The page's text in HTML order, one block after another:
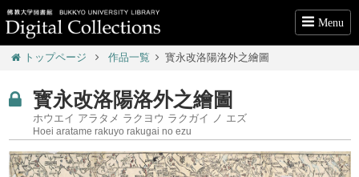
Menu
トップページ 作品一覧 寳永改洛陽洛外之繪圖
寳永改洛陽洛外之繪圖
ホウエイ アラタメ ラクヨウ ラクガイ ノ エズ
Hoei aratame rakuyo rakugai no ezu